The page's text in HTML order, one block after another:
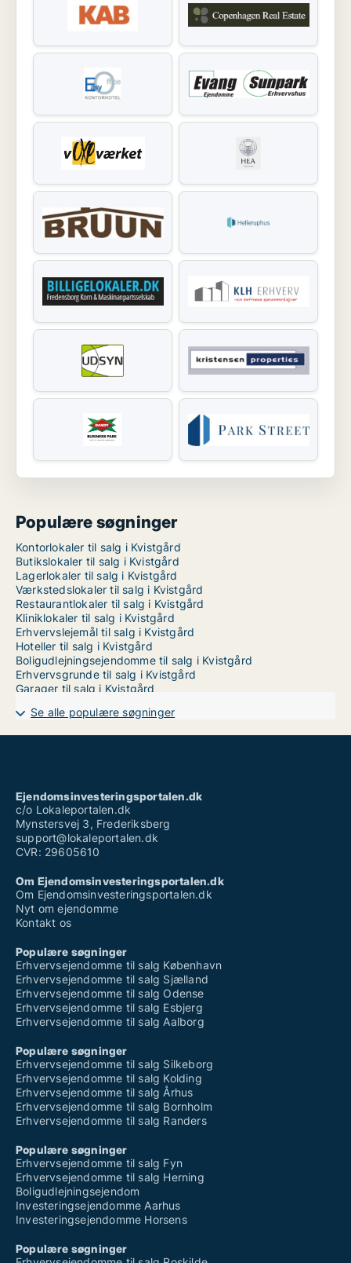
Populære søgninger
Kontorlokaler til salg i Kvistgård
Butikslokaler til salg i Kvistgård
Lagerlokaler til salg i Kvistgård
Værkstedslokaler til salg i Kvistgård
Restaurantlokaler til salg i Kvistgård
Kliniklokaler til salg i Kvistgård
Erhvervslejemål til salg i Kvistgård
Hoteller til salg i Kvistgård
Boligudlejningsejendomme til salg i Kvistgård
Erhvervsgrunde til salg i Kvistgård
Garager til salg i Kvistgård
Se alle populære søgninger
Ejendomsinvesteringsportalen.dk
c/o Lokaleportalen.dk
Mynstersvej 3, Frederiksberg
support@lokaleportalen.dk
CVR: 29605610
Om Ejendomsinvesteringsportalen.dk
Om Ejendomsinvesteringsportalen.dk
Nyt om ejendomme
Kontakt os
Populære søgninger
Erhvervsejendomme til salg København
Erhvervsejendomme til salg Sjælland
Erhvervsejendomme til salg Odense
Erhvervsejendomme til salg Esbjerg
Erhvervsejendomme til salg Aalborg
Populære søgninger
Erhvervsejendomme til salg Silkeborg
Erhvervsejendomme til salg Kolding
Erhvervsejendomme til salg Århus
Erhvervsejendomme til salg Bornholm
Erhvervsejendomme til salg Randers
Populære søgninger
Erhvervsejendomme til salg Fyn
Erhvervsejendomme til salg Herning
Boligudlejningsejendom
Investeringsejendomme Aarhus
Investeringsejendomme Horsens
Populære søgninger